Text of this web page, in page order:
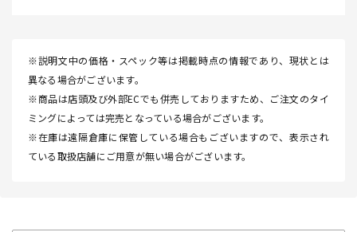
※説明文中の価格・スペック等は掲載時点の情報であり、現状とは
異なる場合がございます。
※商品は店頭及び外部ECでも併売しておりますため、ご注文のタイ
ミングによっては完売となっている場合がございます。
※在庫は遠隔倉庫に保管している場合もございますので、表示され
ている取扱店舗にご用意が無い場合がございます。